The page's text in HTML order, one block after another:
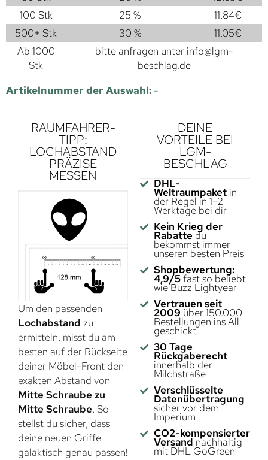
100 Stk
25 % 11,84€
500+ Stk
30 % 11,05€
Ab 1000
Stk
bitte anfragen unter info@lgm-
beschlag.de
Artikelnummer der Auswahl: -
RAUMFAHRER-
TIPP:
LOCHABSTAND
PRÄZISE
MESSEN
Um den passenden
Lochabstand zu
ermitteln, misst du am
besten auf der Rückseite
deiner Möbel-Front den
exakten Abstand von
Mitte Schraube zu
Mitte Schraube. So
stellst du sicher, dass
deine neuen Griffe
galaktisch genau passen!
DEINE
VORTEILE BEI
LGM-
BESCHLAG
DHL-
Weltraumpaketin
der Regel in 1–2
Werktage bei dir
Kein Krieg der
Rabatte du
bekommst immer
unseren besten Preis
Shopbewertung:
4,9/5fast so beliebt
wie Buzz Lightyear
Vertrauen seit
2009 über 150.000
Bestellungen ins All
geschickt
30 Tage
Rückgaberecht
innerhalb der
Milchstraße
Verschlüsselte
Datenübertragung
sicher vor dem
Imperium
CO2-kompensierter
Versand nachhaltig
mit DHL GoGreen